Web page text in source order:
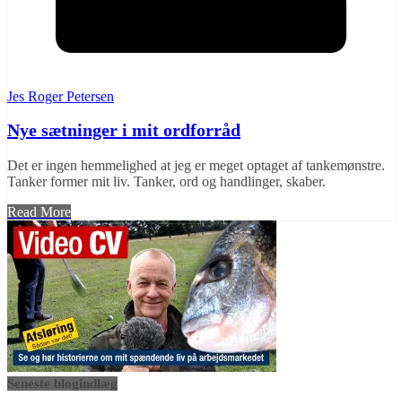
Jes Roger Petersen
Nye sætninger i mit ordforråd
Det er ingen hemmelighed at jeg er meget optaget af tankemønstre.
Tanker former mit liv. Tanker, ord og handlinger, skaber.
Read More
Seneste blogindlæg